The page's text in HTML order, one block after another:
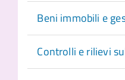
Beni immobili e
Controlli e rilievi